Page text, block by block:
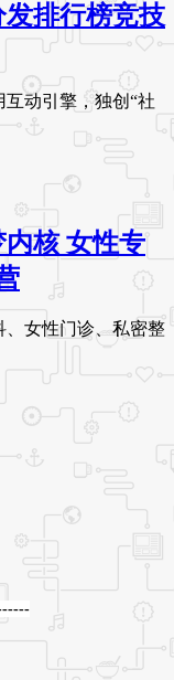
排行榜竞技
动引擎，独创“社
核 女性专
、女性门诊、私密整